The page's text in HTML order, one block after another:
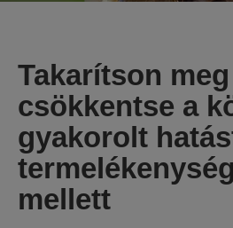
Takarítson
csökkentse a
gyakorolt
mellett